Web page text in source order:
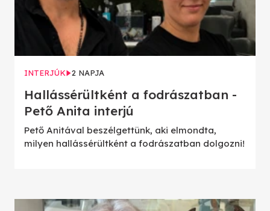
INTERJÚK 2 NAPJA
Hallássérültként a fodrászatban -
Pető Anita interjú
Pető Anitával beszélgettünk, aki elmondta,
milyen hallássérültként a fodrászatban dolgozni!